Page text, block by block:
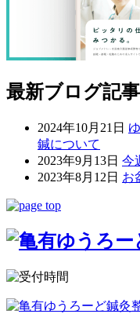
最新ブログ記事
2024年10月21日
鍼について
2023年9月13日 今
2023年8月12日 お